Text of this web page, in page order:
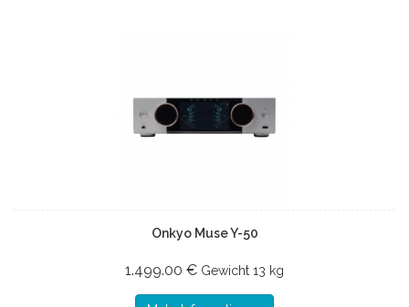
Onkyo Muse Y-50
1.499.00 € Gewicht 13 kg